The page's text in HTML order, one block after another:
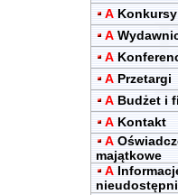
A Konkursy
A
A
A Przetargi
A Budżet i
A Kontakt
A
majątkowe
A